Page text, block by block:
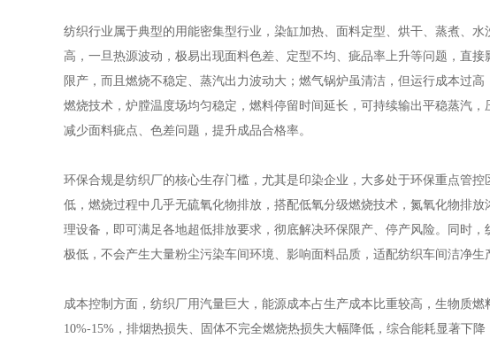
纺织行业属于典型的用能密集型行业，染缸加热、面料定型、烘干、蒸煮、
高，一旦热源波动，极易出现面料色差、定型不均、疵品率上升等问题，直
限产，而且燃烧不稳定、蒸汽出力波动大；燃气锅炉虽清洁，但运行成本过
燃烧技术，炉膛温度场均匀稳定，燃料停留时间延长，可持续输出平稳蒸汽
减少面料疵点、色差问题，提升成品合格率。
环保合规是纺织厂的核心生存门槛，尤其是印染企业，大多处于环保重点管
低，燃烧过程中几乎无硫氧化物排放，搭配低氧分级燃烧技术，氮氧化物排
理设备，即可满足各地超低排放要求，彻底解决环保限产、停产风险。同时
极低，不会产生大量粉尘污染车间环境、影响面料品质，适配纺织车间洁净生
成本控制方面，纺织厂用汽量巨大，能源成本占生产成本比重较高，生物质
10%-15%，排烟热损失、固体不完全燃烧热损失大幅降低，综合能耗显著下